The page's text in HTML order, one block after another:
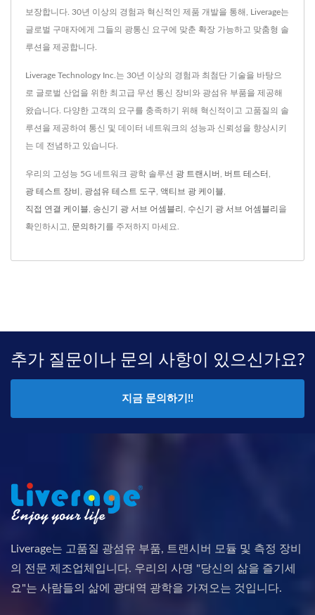
보장합니다. 30년 이상의 경험과 혁신적인 제품 개발을 통해, Liverage는
글로벌 구매자에게 그들의 광통신 요구에 맞춘 확장 가능하고 맞춤형 솔
루션을 제공합니다.
Liverage Technology Inc.는 30년 이상의 경험과 최첨단 기술을 바탕으
로 글로벌 산업을 위한 최고급 무선 통신 장비와 광섬유 부품을 제공해
왔습니다. 다양한 고객의 요구를 충족하기 위해 혁신적이고 고품질의 솔
루션을 제공하여 통신 및 데이터 네트워크의 성능과 신뢰성을 향상시키
는 데 전념하고 있습니다.
우리의 고성능 5G 네트워크 광학 솔루션 광 트랜시버 버트 테스터
광 테스트 장비 광섬유 테스트 도구 액티브 광 케이블
직접 연결 케이블 송신기 광 서브 어셈블리 수신기 광 서브 어셈블리 을
확인하시고, 문의하기 를 주저하지 마세요.
추가 질문이나 문의 사항이 있으신가요?
지금 문의하기!!
Liverage는 고품질 광섬유 부품, 트랜시버 모듈 및 측정 장비
의 전문 제조업체입니다. 우리의 사명 "당신의 삶을 즐기세
요"는 사람들의 삶에 광대역 광학을 가져오는 것입니다.